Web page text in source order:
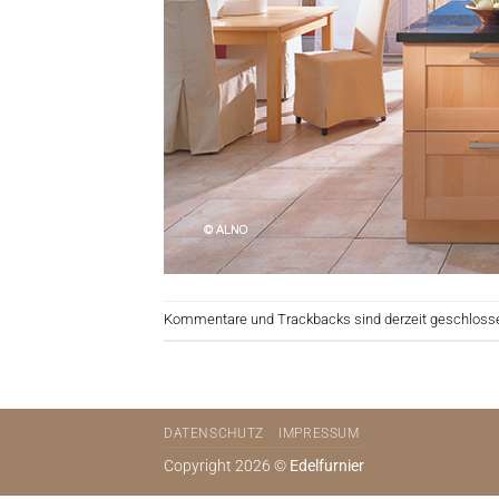
Kommentare und Trackbacks sind derzeit
DATENSCHUTZ IMPRESSUM
Copyright 2026 © Edelfurnier